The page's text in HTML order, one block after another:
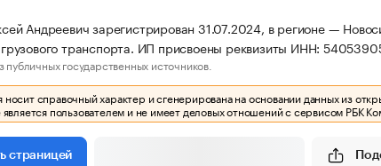
Андреевич зарегистрирован 31.07.2024, в регионе —
грузового транспорта. ИП присвоены реквизиты ИНН:
государственных источников.
справочный характер и сгенерирована на основании данных из
пользователем и не имеет деловых отношений с сервисом РБК
страницей